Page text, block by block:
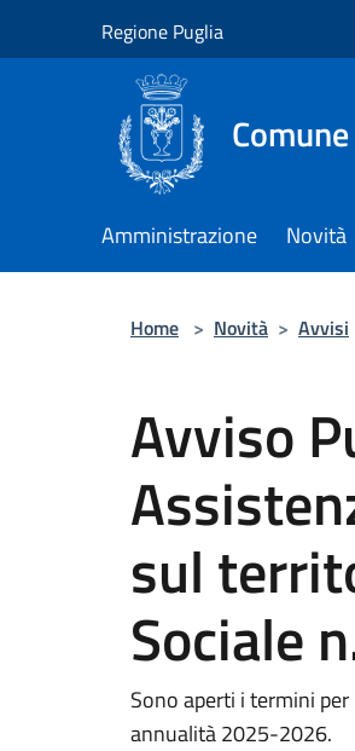
Regione Puglia
Amministrazione Novità
Home > Novità > Avvisi
Avviso
sul
Sociale
Sono aperti i termini
annualità 2025-2026.